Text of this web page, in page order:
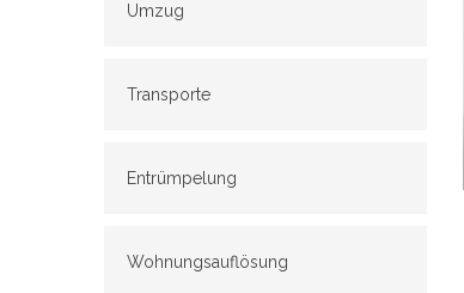
Umzug
Transporte
Entrümpelung
Wohnungsauflösung